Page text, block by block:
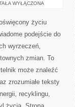
WYŁĄCZONA
życiu
podejście do
wyrzeczeń,
zmian. To
może znaleźć
zrozumiałe teksty
recyklingu,